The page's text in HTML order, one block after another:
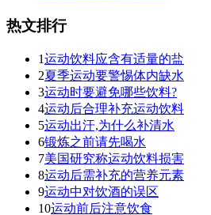
热文排行
1运动饮料应含有适量的盐
2夏季运动要警惕体内缺水
3运动时要避免哪些饮料?
4运动后合理补充运动饮料
5运动出汗,为什么补清水
6锻炼之前请先喝水
7美国研究称运动饮料损害
8运动后需补充的营养元素
9运动中对饮酒的误区
10运动前后注意饮食